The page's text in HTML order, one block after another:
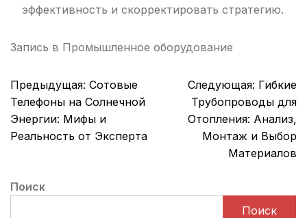
эффективность и скорректировать стратегию.
Запись в Промышленное оборудование
Навигация
по
записям
Предыдущая: Сотовые
Телефоны на Солнечной
Энергии: Мифы и
Реальность от Эксперта
Следующая: Гибкие
Трубопроводы для
Отопления: Анализ,
Монтаж и Выбор
Материалов
Поиск
Поиск